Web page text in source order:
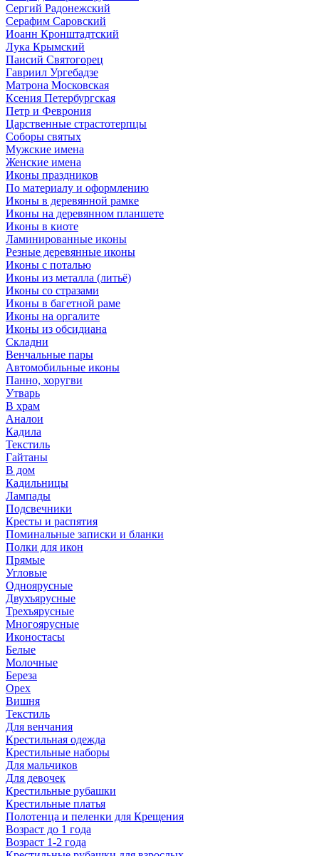
Сергий Радонежский
Серафим Саровский
Иоанн Кронштадтский
Лука Крымский
Паисий Святогорец
Гавриил Ургебадзе
Матрона Московская
Ксения Петербургская
Петр и Феврония
Царственные страстотерпцы
Соборы святых
Мужские имена
Женские имена
Иконы праздников
По материалу и оформлению
Иконы в деревянной рамке
Иконы на деревянном планшете
Иконы в киоте
Ламинированные иконы
Резные деревянные иконы
Иконы с поталью
Иконы из металла (литьё)
Иконы со стразами
Иконы в багетной раме
Иконы на оргалите
Иконы из обсидиана
Складни
Венчальные пары
Автомобильные иконы
Панно, хоругви
Утварь
В храм
Аналои
Кадила
Текстиль
Гайтаны
В дом
Кадильницы
Лампады
Подсвечники
Кресты и распятия
Поминальные записки и бланки
Полки для икон
Прямые
Угловые
Одноярусные
Двухъярусные
Трехъярусные
Многоярусные
Иконостасы
Белые
Молочные
Береза
Орех
Вишня
Текстиль
Для венчания
Крестильная одежда
Крестильные наборы
Для мальчиков
Для девочек
Крестильные рубашки
Крестильные платья
Полотенца и пеленки для Крещения
Возраст до 1 года
Возраст 1-2 года